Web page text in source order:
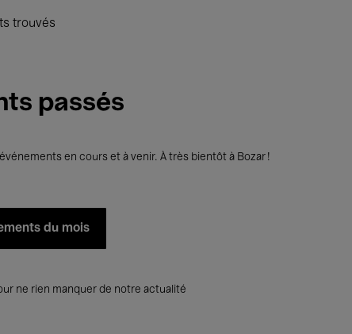
trouvés
passés
en cours et à venir. À très bientôt à Bozar !
du mois
ne rien manquer de notre actualité